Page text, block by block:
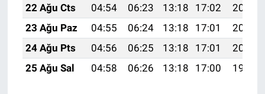
22 Ağu Cts
04:54 06:23 13:18 17:02
20:03
23 Ağu Paz
04:55 06:24 13:18 17:01
20:02
24 Ağu Pts
04:56 06:25 13:18 17:01
20:01
25 Ağu Sal
04:58 06:26 13:18 17:00 19:59